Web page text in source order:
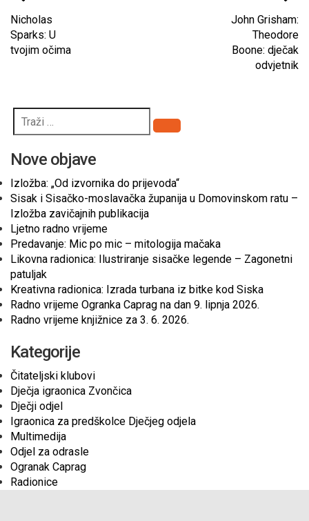
Nicholas
Sparks: U
tvojim očima
John Grisham:
Theodore
Boone: dječak
odvjetnik
Pretraži
Nove objave
Izložba: „Od izvornika do prijevoda“
Sisak i Sisačko-moslavačka županija u Domovinskom ratu –
Izložba zavičajnih publikacija
Ljetno radno vrijeme
Predavanje: Mic po mic – mitologija mačaka
Likovna radionica: Ilustriranje sisačke legende – Zagonetni
patuljak
Kreativna radionica: Izrada turbana iz bitke kod Siska
Radno vrijeme Ogranka Caprag na dan 9. lipnja 2026.
Radno vrijeme knjižnice za 3. 6. 2026.
Kategorije
Čitateljski klubovi
Dječja igraonica Zvončica
Dječji odjel
Igraonica za predškolce Dječjeg odjela
Multimedija
Odjel za odrasle
Ogranak Caprag
Radionice